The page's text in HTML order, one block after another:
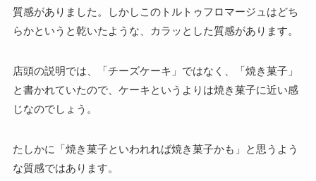
質感がありました。しかしこのトルトゥフロマージュはどち
らかというと乾いたような、カラッとした質感があります。
店頭の説明では、「チーズケーキ」ではなく、
「焼き菓子」
と書かれていたので、ケーキというよりは焼き菓子に近い感
じなのでしょう。
たしかに「焼き菓子といわれれば焼き菓子かも」と思うよう
な質感ではあります。